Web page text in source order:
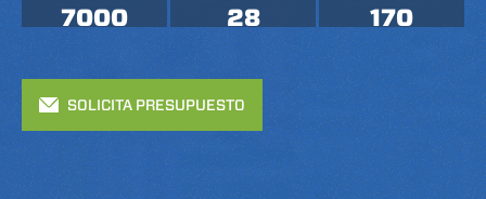
7000 28 170
SOLICITA PRESUPUESTO